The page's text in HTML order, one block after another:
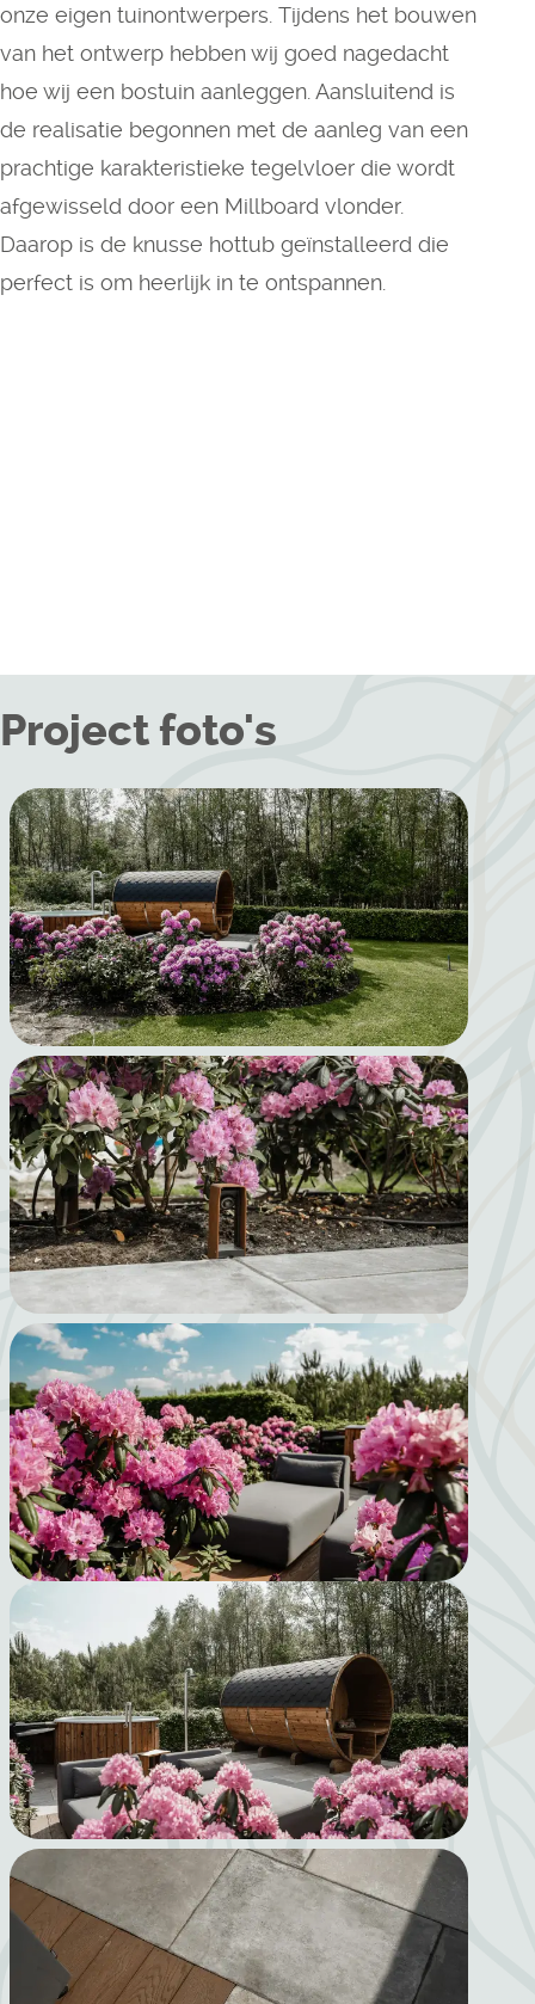
onze eigen tuinontwerpers. Tijdens het bouwen
van het ontwerp hebben wij goed nagedacht
hoe wij een bostuin aanleggen. Aansluitend is
de realisatie begonnen met de aanleg van een
prachtige karakteristieke tegelvloer die wordt
afgewisseld door een Millboard vlonder.
Daarop is de knusse hottub geïnstalleerd die
perfect is om heerlijk in te ontspannen.
Project foto's